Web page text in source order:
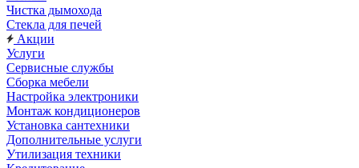
Чистка дымохода
Стекла для печей
Акции
Услуги
Сервисные службы
Сборка мебели
Настройка электроники
Монтаж кондиционеров
Установка сантехники
Дополнительные услуги
Утилизация техники